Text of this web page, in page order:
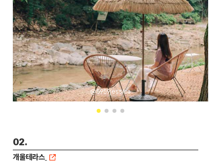
@5959jessica
02.
개울테라스